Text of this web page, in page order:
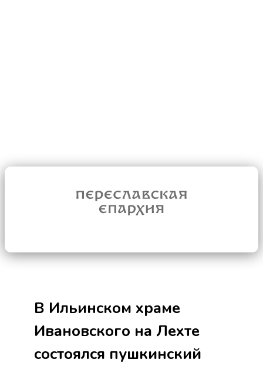
В Ильинском храме
Ивановского на Лехте
состоялся пушкинский